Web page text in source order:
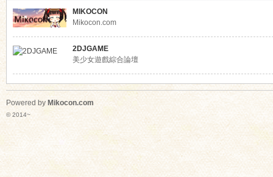
MIKOCON
Mikocon.com
2DJGAME
美少女遊戲綜合論壇
Powered by Mikocon.com
© 2014~